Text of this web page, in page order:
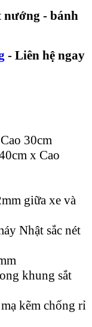
nướng - bánh
- Liên hệ ngay
30cm
x Cao
giữa xe và
Nhật sắc nét
khung sắt
kẽm chống rỉ